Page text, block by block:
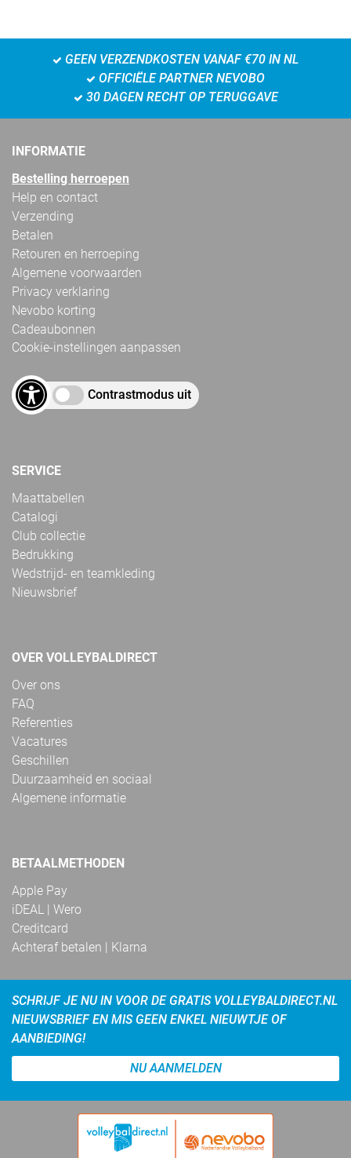
GEEN VERZENDKOSTEN VANAF €70 IN NL
OFFICIËLE PARTNER NEVOBO
30 DAGEN RECHT OP TERUGGAVE
INFORMATIE
Bestelling herroepen
Help en contact
Verzending
Betalen
Retouren en herroeping
Algemene voorwaarden
Privacy verklaring
Nevobo korting
Cadeaubonnen
Cookie-instellingen aanpassen
Contrastmodus uit
SERVICE
Maattabellen
Catalogi
Club collectie
Bedrukking
Wedstrijd- en teamkleding
Nieuwsbrief
OVER VOLLEYBALDIRECT
Over ons
FAQ
Referenties
Vacatures
Geschillen
Duurzaamheid en sociaal
Algemene informatie
BETAALMETHODEN
Apple Pay
iDEAL | Wero
Creditcard
Achteraf betalen | Klarna
SCHRIJF JE NU IN VOOR DE GRATIS VOLLEYBALDIRECT.NL
NIEUWSBRIEF EN MIS GEEN ENKEL NIEUWTJE OF
AANBIEDING!
NU AANMELDEN